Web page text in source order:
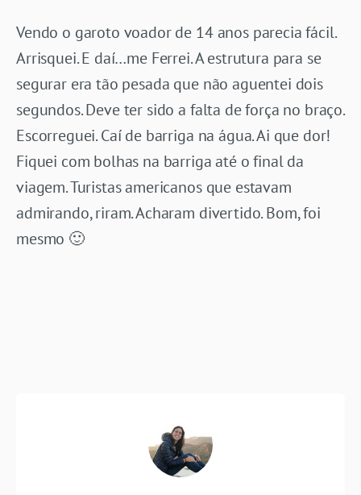
Vendo o garoto voador de 14 anos parecia fácil.
Arrisquei. E daí…me Ferrei. A estrutura para se
segurar era tão pesada que não aguentei dois
segundos. Deve ter sido a falta de força no braço.
Escorreguei. Caí de barriga na água. Ai que dor!
Fiquei com bolhas na barriga até o final da
viagem. Turistas americanos que estavam
admirando, riram. Acharam divertido. Bom, foi
mesmo 🙂